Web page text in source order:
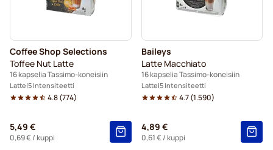
Kapselit Tassimo®-koneisiin
Marcilla-kahvikapselit Tassimo-koneisiin
Tassimo®-koneisiin
Gevalia-kahvikapselit Tassimo-koneisiin
Coffee Shop Selections
Toffee Nut Latte
16 kapselia Tassimo-koneisiin
Latte 5 Intensiteetti
4.8(774)
5,49 €
0,69 €/ kuppi
Baileys
Latte Macchiato
16 kapselia Tassimo-koneisiin
Latte 5 Intensiteetti
4.7(1.590)
4,89 €
0,61 €/ kuppi